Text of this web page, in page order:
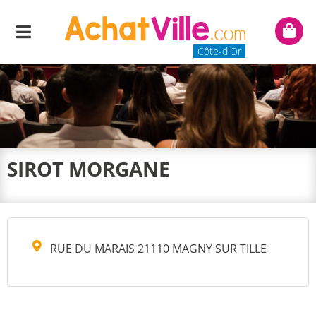
Menu
Côte-d'Or
Mon
SIROT MORGANE
RUE DU MARAIS 21110 MAGNY SUR TILLE